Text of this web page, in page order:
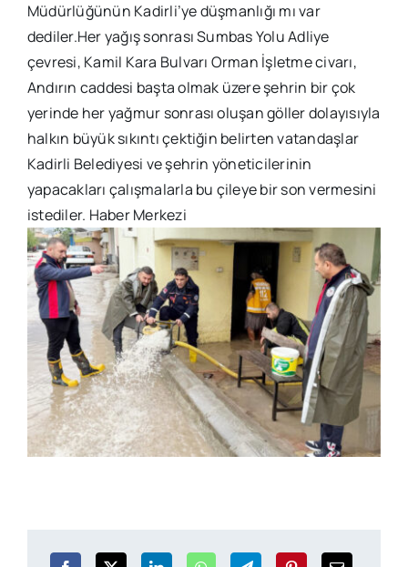
Müdürlüğünün Kadirli’ye düşmanlığı mı var
dediler.Her yağış sonrası Sumbas Yolu Adliye
çevresi, Kamil Kara Bulvarı Orman İşletme civarı,
Andırın caddesi başta olmak üzere şehrin bir çok
yerinde her yağmur sonrası oluşan göller dolayısıyla
halkın büyük sıkıntı çektiğin belirten vatandaşlar
Kadirli Belediyesi ve şehrin yöneticilerinin
yapacakları çalışmalarla bu çileye bir son vermesini
istediler. Haber Merkezi